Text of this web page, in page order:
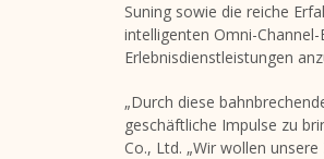
Suning sowie die reiche
intelligenten Omni-
Erlebnisdienstleistungen
„Durch diese
geschäftliche Impulse zu
Co., Ltd. „Wir wollen